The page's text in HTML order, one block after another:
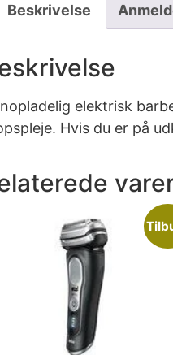
Beskrivelse
elektrisk
Hvis du er på